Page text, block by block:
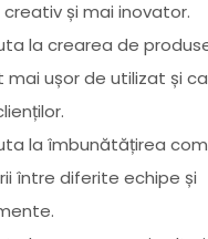
și mai inovator.
la crearea de
mai ușor de utilizat și
la îmbunătățirea
între diferite echipe și